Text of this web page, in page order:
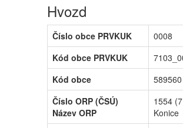
Hvozd
Číslo obce PRVKUK
0008
Kód obce PRVKUK
Kód obce
589560
Číslo ORP (ČSÚ)
Název ORP
1554
Konice